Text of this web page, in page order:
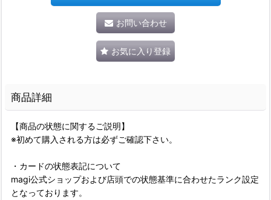
お問い合わせ
お気に入り登録
商品詳細
【商品の状態に関するご説明】
※初めて購入される方は必ずご確認下さい。
・カードの状態表記について
magi公式ショップおよび店頭での状態基準に合わせたランク設定
となっております。